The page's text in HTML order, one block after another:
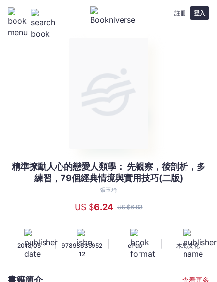
註冊 登入
精
精準撩動人心的戀愛人類學： 先觀察，後剖析，多
練習，79個經典情境與實用技巧(二版)
張玉琦
US $6.24 US $6.93
2018/05 |
97898635952
12
ePub 木馬文化
書籍簡介 查看更多